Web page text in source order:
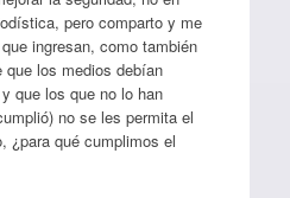
pero comparto y me
ingresan, como también
que los medios debían
que los que no lo han
no se les permita el
¿para qué cumplimos el